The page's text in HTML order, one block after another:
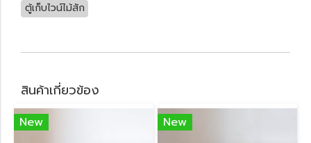
ตู้เก็บไวน์ไม้สัก
สินค้าเกี่ยวข้อง
New New